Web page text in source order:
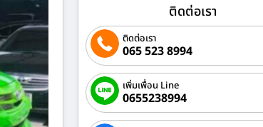
ติดต่อเรา
ติดต่อเรา
065 523 8994
เพิ่มเพื่อน Line
0655238994